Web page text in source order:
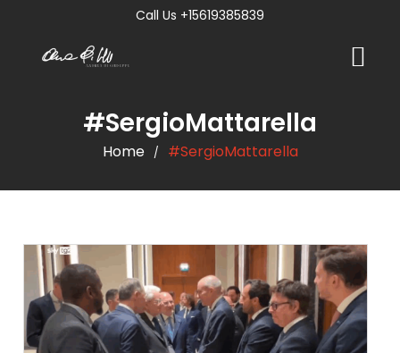
Call Us +15619385839
#SergioMattarella
Home / #SergioMattarella